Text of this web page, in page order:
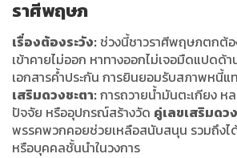
ราศีพฤษภ
เรื่องต้องระวัง: ช่วงนี้ชาวราศีพฤษภตกต้อ
เข้าคายไม่ออก หาทางออกไม่เจอมืดแปดด้า
เอกสารค้ำประกัน การยินยอมรับสภาพหนี้แ
เสริมดวงชะตา:การถวายน้ำมันตะเกียง
ปัจจัย หรืออุปกรณ์สร้างวัด คู่เลขเสริมดว
พรรคพวกคอยช่วยเหลือสนับสนุน รวมถึงไ
หรือบุคคลชั้นนำในวงการ